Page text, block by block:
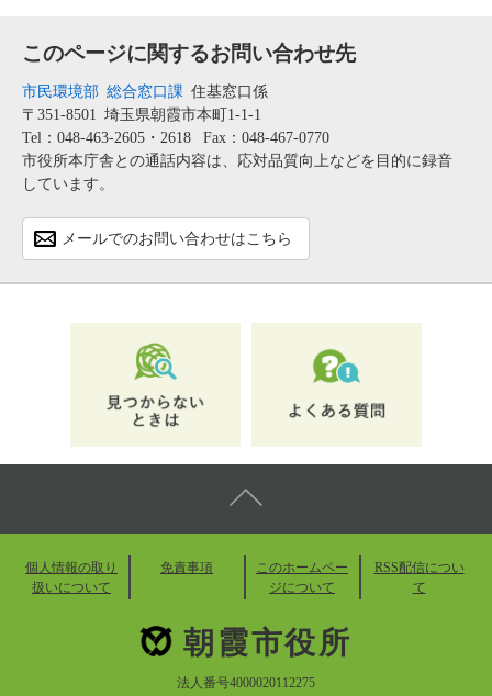
このページに関するお問い合わせ先
市民環境部 総合窓口課 住基窓口係
〒351-8501 埼玉県朝霞市本町1-1-1
Tel：048-463-2605・2618
Fax：048-467-0770
市役所本庁舎との通話内容は、応対品質向上などを目的に録音
しています。
メールでのお問い合わせはこちら
個人情報の取り
扱いについて
免責事項
このホームペー
ジについて
RSS配信につい
て
朝霞市役所
法人番号4000020112275